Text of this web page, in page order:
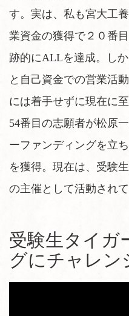
す。実は、私も宮大工
業資金の獲得で２０番
跡的にALLを達成。し
と自己資金での営業活
には着手せずに現在に
54番目の志願者が松原
ーファンディングを立
を獲得。現在は、受験
の主催として活動されて
受験生タイガ
グにチャレン